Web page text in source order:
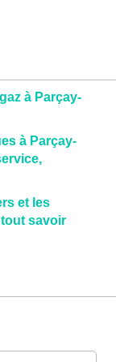
à Parçay-
à Parçay-
et les
savoir